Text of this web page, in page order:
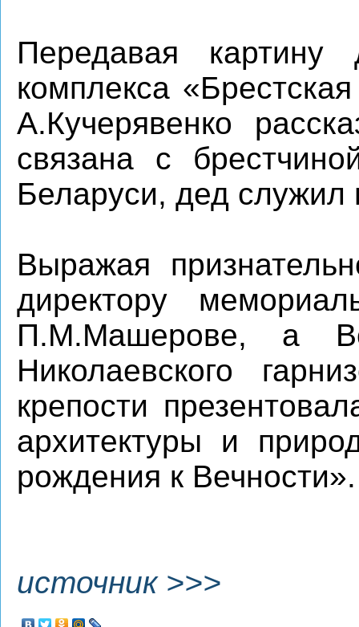
Передавая картину
комплекса
А.Кучерявенко
связана с
Беларуси, дед служил
Выражая
директору
П.М.Машерове, а
Николаевского
крепости
архитектуры и
рождения к Вечности».
источник >>>